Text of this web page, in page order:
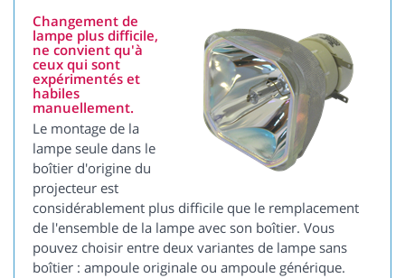
Changement de
lampe plus difficile,
ne convient qu'à
ceux qui sont
expérimentés et
habiles
manuellement.
Le montage de la
lampe seule dans le
boîtier d'origine du
projecteur est
considérablement plus difficile que le remplacement
de l'ensemble de la lampe avec son boîtier. Vous
pouvez choisir entre deux variantes de lampe sans
boîtier : ampoule originale ou ampoule générique.